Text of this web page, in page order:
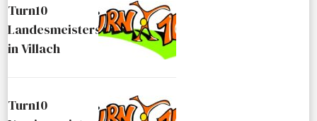
Turn10
Landesmeisterschaft
in Villach
Turn10